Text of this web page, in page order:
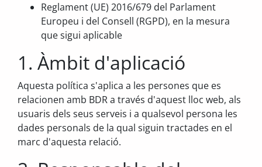
Reglament (UE) 2016/679 del Parlament
Europeu i del Consell (RGPD), en la mesura
que sigui aplicable
1. Àmbit d'aplicació
Aquesta política s'aplica a les persones que es
relacionen amb BDR a través d'aquest lloc web, als
usuaris dels seus serveis i a qualsevol persona les
dades personals de la qual siguin tractades en el
marc d'aquesta relació.